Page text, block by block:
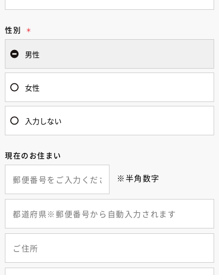
性別
男性
女性
入力しない
現在のお住まい
※半角数字